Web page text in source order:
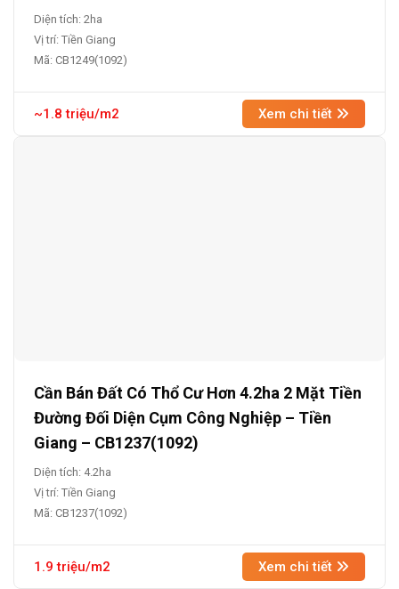
Diện tích: 2ha
Vị trí: Tiền Giang
Mã: CB1249(1092)
~1.8 triệu/m2 Xem chi tiết
Cần Bán Đất Có Thổ Cư Hơn 4.2ha 2 Mặt Tiền
Đường Đối Diện Cụm Công Nghiệp – Tiền
Giang – CB1237(1092)
Diện tích: 4.2ha
Vị trí: Tiền Giang
Mã: CB1237(1092)
1.9 triệu/m2 Xem chi tiết